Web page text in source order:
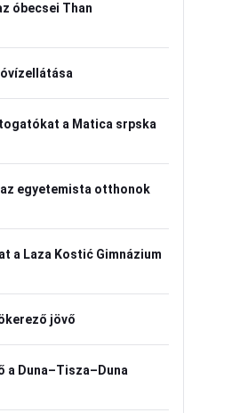
óbecsei Than
a Matica srpska
egyetemista otthonok
a Laza Kostić Gimnázium
jövő
a Duna–Tisza–Duna